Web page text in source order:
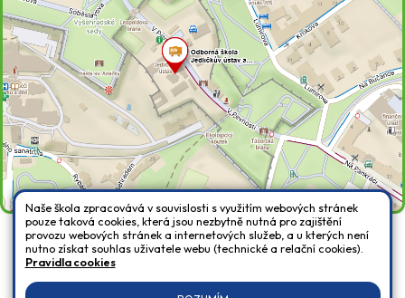
Všechna práva vyhrazena. Copyright © 2026 |Mapa stránek|Přihlásit
Prohlášení o přístupnosti
Naše škola zpracovává v souvislosti s využitím webových stránek
pouze taková cookies, která jsou nezbytně nutná pro zajištění
provozu webových stránek a internetových služeb, a u kterých není
nutno získat souhlas uživatele webu (technické a relační cookies).
Pravidla cookies